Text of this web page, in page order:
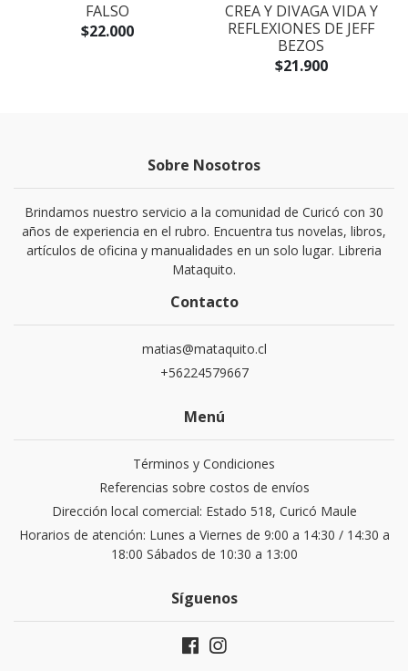
FALSO
$22.000
CREA Y DIVAGA VIDA Y
REFLEXIONES DE JEFF
BEZOS
$21.900
Sobre Nosotros
Brindamos nuestro servicio a la comunidad de Curicó con 30
años de experiencia en el rubro. Encuentra tus novelas, libros,
artículos de oficina y manualidades en un solo lugar. Libreria
Mataquito.
Contacto
matias@mataquito.cl
+56224579667
Menú
Términos y Condiciones
Referencias sobre costos de envíos
Dirección local comercial: Estado 518, Curicó Maule
Horarios de atención: Lunes a Viernes de 9:00 a 14:30 / 14:30 a
18:00 Sábados de 10:30 a 13:00
Síguenos